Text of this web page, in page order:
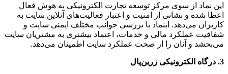
این نماد از سوی مرکز توسعه تجارت الکترونیکی به هوش فعال
اعطا شده و نشانی از امنیت و اعتبار فعالیت‌های آنلاین سایت به
کاربران می‌دهد. اینماد با بررسی جوانب مختلف ایمنی سایت و
شفافیت عملکرد مالی و خدمات، اعتماد بیشتری به مشتریان سایت
می‌بخشد و آنان را از صحت عملکرد سایت اطمینان می‌دهد.
3. درگاه الکترونیکی زرین‌پال